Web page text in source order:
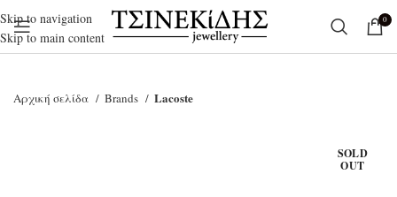
Skip to navigation
Skip to main content
0
Αρχική σελίδα Brands Lacoste
SOLD
OUT